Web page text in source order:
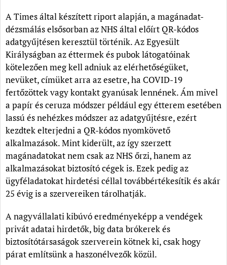
A Times által készített riport alapján, a magánadat-
dézsmálás elsősorban az NHS által előírt QR-kódos
adatgyűjtésen keresztül történik. Az Egyesült
Királyságban az éttermek és pubok látogatóinak
kötelezően meg kell adniuk az elérhetőségüket,
nevüket, címüket arra az esetre, ha COVID-19
fertőzöttek vagy kontakt gyanúsak lennének. Ám mivel
a papír és ceruza módszer például egy étterem esetében
lassú és nehézkes módszer az adatgyűjtésre, ezért
kezdtek elterjedni a QR-kódos nyomkövető
alkalmazások. Mint kiderült, az így szerzett
magánadatokat nem csak az NHS őrzi, hanem az
alkalmazásokat biztosító cégek is. Ezek pedig az
ügyféladatokat hirdetési céllal továbbértékesítik és akár
25 évig is a szervereiken tárolhatják.
A nagyvállalati kibúvó eredményeképp a vendégek
privát adatai hirdetők, big data brókerek és
biztosítótársaságok szerverein kötnek ki, csak hogy
párat említsünk a haszonélvezők közül.